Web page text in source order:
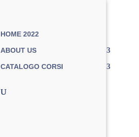
HOME 2022
ABOUT US
CATALOGO CORSI